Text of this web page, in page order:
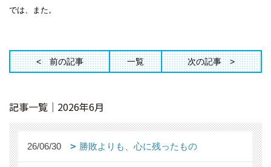
では、また。
前の記事 一覧 次の記事
記事一覧｜2026年6月
26/06/30 勝敗よりも、心に残ったもの